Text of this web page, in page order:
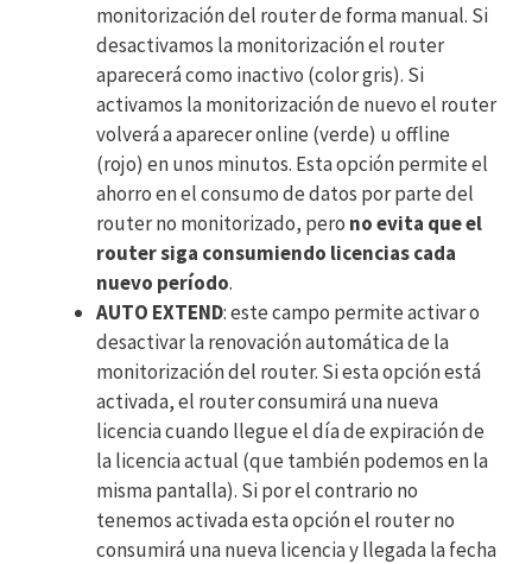
monitorización del router de forma manual. Si
desactivamos la monitorización el router
aparecerá como inactivo (color gris). Si
activamos la monitorización de nuevo el router
volverá a aparecer online (verde) u offline
(rojo) en unos minutos. Esta opción permite el
ahorro en el consumo de datos por parte del
router no monitorizado, pero no evita que el
router siga consumiendo licencias cada
nuevo período.
AUTO EXTEND: este campo permite activar o
desactivar la renovación automática de la
monitorización del router. Si esta opción está
activada, el router consumirá una nueva
licencia cuando llegue el día de expiración de
la licencia actual (que también podemos en la
misma pantalla). Si por el contrario no
tenemos activada esta opción el router no
consumirá una nueva licencia y llegada la fecha